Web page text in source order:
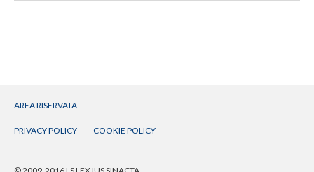
AREA RISERVATA
PRIVACY POLICY COOKIE POLICY